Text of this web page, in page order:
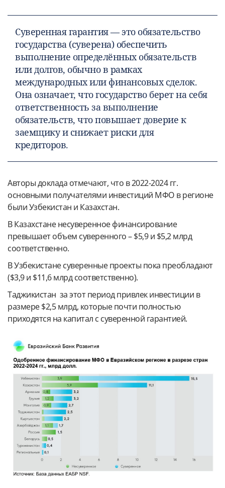
Суверенная гарантия — это обязательство
государства (суверена) обеспечить
выполнение определённых обязательств
или долгов, обычно в рамках
международных или финансовых сделок.
Она означает, что государство берет на себя
ответственность за выполнение
обязательств, что повышает доверие к
заемщику и снижает риски для
кредиторов.
Авторы доклада отмечают, что в 2022-2024 гг.
основными получателями инвестиций МФО в регионе
были Узбекистан и Казахстан.
В Казахстане несуверенное финансирование
превышает объем суверенного – $5,9 и $5,2 млрд
соответственно.
В Узбекистане суверенные проекты пока преобладают
($3,9 и $11,6 млрд соответственно).
Таджикистан за этот период привлек инвестиции в
размере $2,5 млрд, которые почти полностью
приходятся на капитал с суверенной гарантией.